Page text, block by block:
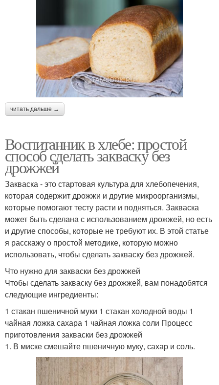
читать дальше →
Воспитанник в хлебе: простой
способ сделать закваску без
дрожжей
Закваска - это стартовая культура для хлебопечения,
которая содержит дрожжи и другие микроорганизмы,
которые помогают тесту расти и подняться. Закваска
может быть сделана с использованием дрожжей, но есть
и другие способы, которые не требуют их. В этой статье
я расскажу о простой методике, которую можно
использовать, чтобы сделать закваску без дрожжей.
Что нужно для закваски без дрожжей
Чтобы сделать закваску без дрожжей, вам понадобятся
следующие ингредиенты:
1 стакан пшеничной муки 1 стакан холодной воды 1
чайная ложка сахара 1 чайная ложка соли Процесс
приготовления закваски без дрожжей
1. В миске смешайте пшеничную муку, сахар и соль.